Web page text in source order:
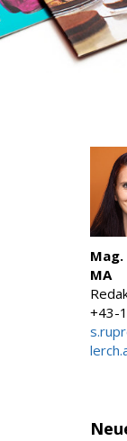
MA
+43-